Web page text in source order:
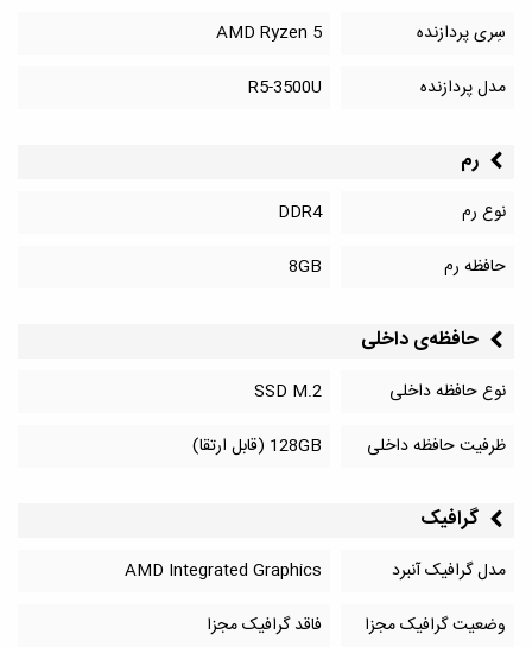
سِری پردازنده
AMD Ryzen 5
مدل پردازنده
R5-3500U
رم
نوع رم
DDR4
حافظه رم
8GB
حافظه‌‌ی داخلی
نوع حافظه داخلی
SSD M.2
ظرفیت حافظه داخلی
128GB (قابل ارتقا)
گرافیک
مدل گرافیک آنبرد
AMD Integrated Graphics
وضعیت گرافیک مجزا
فاقد گرافیک مجزا